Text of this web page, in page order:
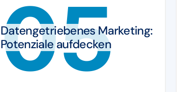
05
Datengetriebenes Marketing:
Potenziale aufdecken